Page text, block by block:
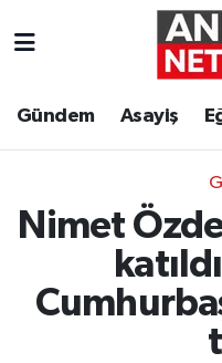
Gündem Asayiş
Nimet
Ekonomi
Gündem
Ankara Hava
Tüm Manşetler
Son Dakika